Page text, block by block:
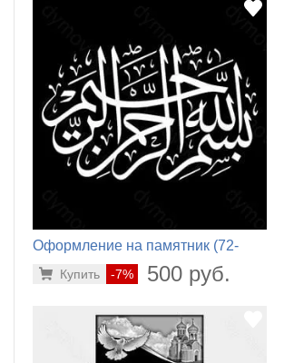
Оформление на памятник (72-
-7% 500 руб.
Купить